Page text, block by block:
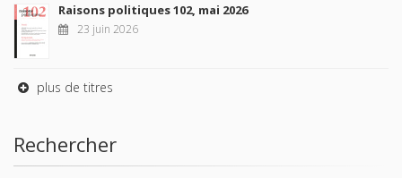
Raisons politiques 102, mai 2026
23 juin 2026
plus de titres
Rechercher